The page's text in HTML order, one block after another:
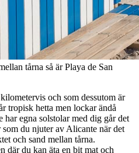
tårna så är Playa de San
och som dessutom är
tropisk hetta men lockar ändå
egna solstolar med dig går det
du njuter av Alicante när det
och sand mellan tårna.
där du kan äta en bit mat och